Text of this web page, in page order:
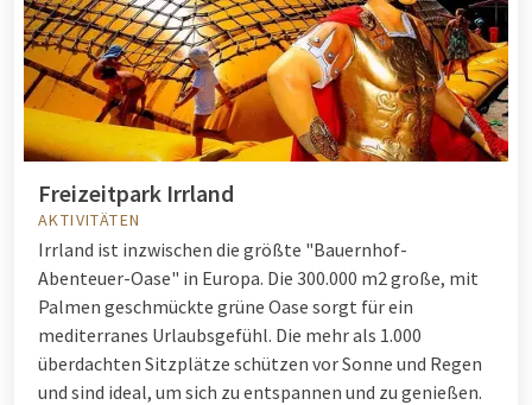
Freizeitpark Irrland
AKTIVITÄTEN
Irrland ist inzwischen die größte "Bauernhof-
Abenteuer-Oase" in Europa. Die 300.000 m2 große, mit
Palmen geschmückte grüne Oase sorgt für ein
mediterranes Urlaubsgefühl. Die mehr als 1.000
überdachten Sitzplätze schützen vor Sonne und Regen
und sind ideal, um sich zu entspannen und zu genießen.